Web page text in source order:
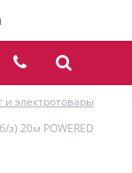
электротовары
20м POWERED